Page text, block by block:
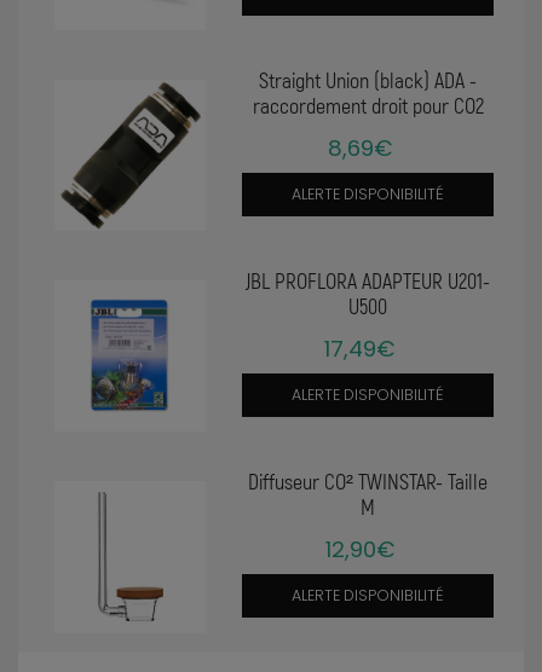
Straight Union (black) ADA -
raccordement droit pour CO2
8,69€
ALERTE DISPONIBILITÉ
JBL PROFLORA ADAPTEUR U201-
U500
17,49€
ALERTE DISPONIBILITÉ
Diffuseur CO² TWINSTAR- Taille
M
12,90€
ALERTE DISPONIBILITÉ